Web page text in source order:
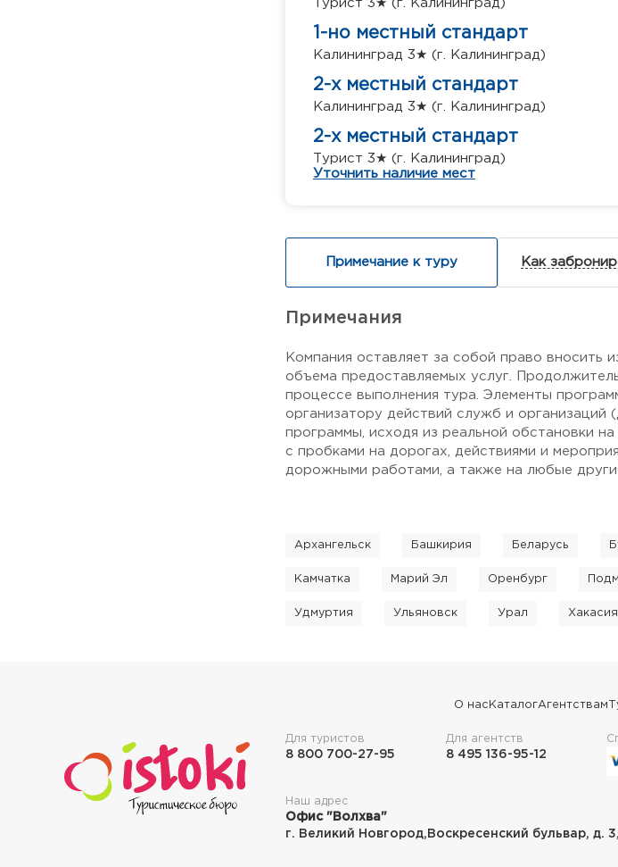
Турист 3★ (г. Калининград)
1-но местный стандарт
Калининград 3★ (г. Калининград)
2-х местный стандарт
Калининград 3★ (г. Калининград)
2-х местный стандарт
Турист 3★ (г. Калининград)
Уточнить наличие мест
Примечание к туру Как
Примечания
Компания оставляет за собой право вносить
объема предоставляемых услуг.
процессе выполнения тура. Элементы
организатору действий служб и
программы, исходя из реальной обстановки
с пробками на дорогах, действиями и
дорожными работами, а также на любые
Архангельск Башкирия Беларусь
Камчатка Марий Эл Оренбург
Удмуртия Ульяновск Урал Хакасия
О нас КаталогАгентствам
Для туристов
8 800 700-27-95
Для агентств
8 495 136-95-12
Наш адрес
Офис "Волхва"
г. Великий Новгород,Воскресенский бульвар, д.